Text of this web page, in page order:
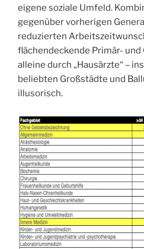
eigene soziale Umfeld.
gegenüber vorherigen
reduzierten
flächendeckende Primär-
alleine durch „Hausärzte“ –
beliebten Großstädte und
illusorisch.